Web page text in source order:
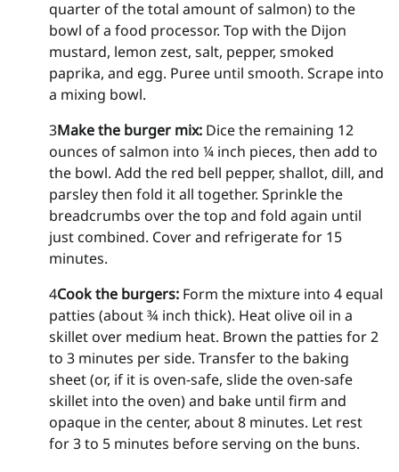
quarter of the total amount of salmon) to the
bowl of a food processor. Top with the Dijon
mustard, lemon zest, salt, pepper, smoked
paprika, and egg. Puree until smooth. Scrape into
a mixing bowl.
3Make the burger mix: Dice the remaining 12
ounces of salmon into ¼ inch pieces, then add to
the bowl. Add the red bell pepper, shallot, dill, and
parsley then fold it all together. Sprinkle the
breadcrumbs over the top and fold again until
just combined. Cover and refrigerate for 15
minutes.
4Cook the burgers: Form the mixture into 4 equal
patties (about ¾ inch thick). Heat olive oil in a
skillet over medium heat. Brown the patties for 2
to 3 minutes per side. Transfer to the baking
sheet (or, if it is oven-safe, slide the oven-safe
skillet into the oven) and bake until firm and
opaque in the center, about 8 minutes. Let rest
for 3 to 5 minutes before serving on the buns.